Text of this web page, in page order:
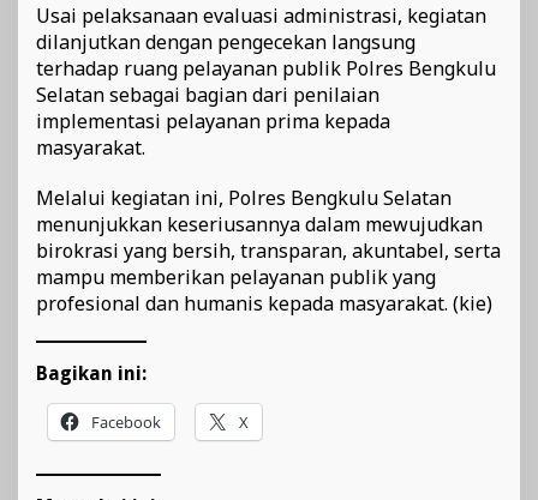
Usai pelaksanaan evaluasi administrasi, kegiatan
dilanjutkan dengan pengecekan langsung
terhadap ruang pelayanan publik Polres Bengkulu
Selatan sebagai bagian dari penilaian
implementasi pelayanan prima kepada
masyarakat.
Melalui kegiatan ini, Polres Bengkulu Selatan
menunjukkan keseriusannya dalam mewujudkan
birokrasi yang bersih, transparan, akuntabel, serta
mampu memberikan pelayanan publik yang
profesional dan humanis kepada masyarakat. (kie)
Bagikan ini:
Facebook X